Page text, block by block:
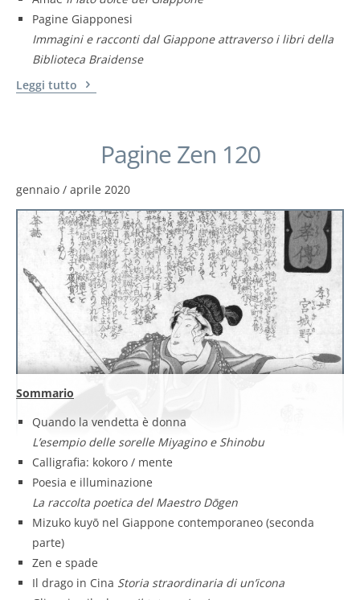
Pagine Giapponesi
Immagini e racconti dal Giappone attraverso i libri della
Biblioteca Braidense
Leggi tutto
Pagine Zen 120
gennaio / aprile 2020
Sommario
Quando la vendetta è donna
L’esempio delle sorelle Miyagino e Shinobu
Calligrafia: kokoro / mente
Poesia e illuminazione
La raccolta poetica del Maestro Dōgen
Mizuko kuyō nel Giappone contemporaneo (seconda
parte)
Zen e spade
Il drago in Cina Storia straordinaria di un’icona